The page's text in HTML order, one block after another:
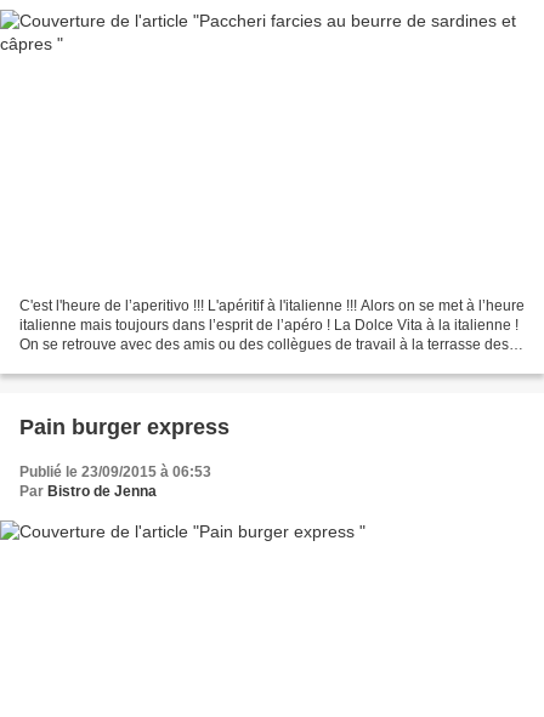
C'est l'heure de l’aperitivo !!! L'apéritif à l'italienne !!! Alors on se met à l’heure
italienne mais toujours dans l’esprit de l’apéro ! La Dolce Vita à la italienne !
On se retrouve avec des amis ou des collègues de travail à la terrasse des
Pain burger express
Publié le 23/09/2015 à 06:53
Par Bistro de Jenna